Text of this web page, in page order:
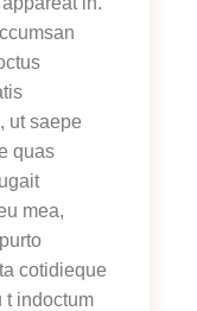
ut saepe
quas
mea,
cotidieque
t indoctum